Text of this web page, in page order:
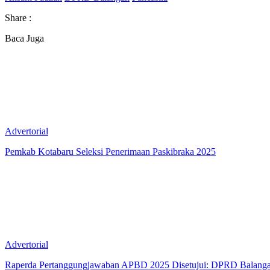
Share :
Baca Juga
Advertorial
Pemkab Kotabaru Seleksi Penerimaan Paskibraka 2025
Advertorial
Raperda Pertanggungjawaban APBD 2025 Disetujui: DPRD